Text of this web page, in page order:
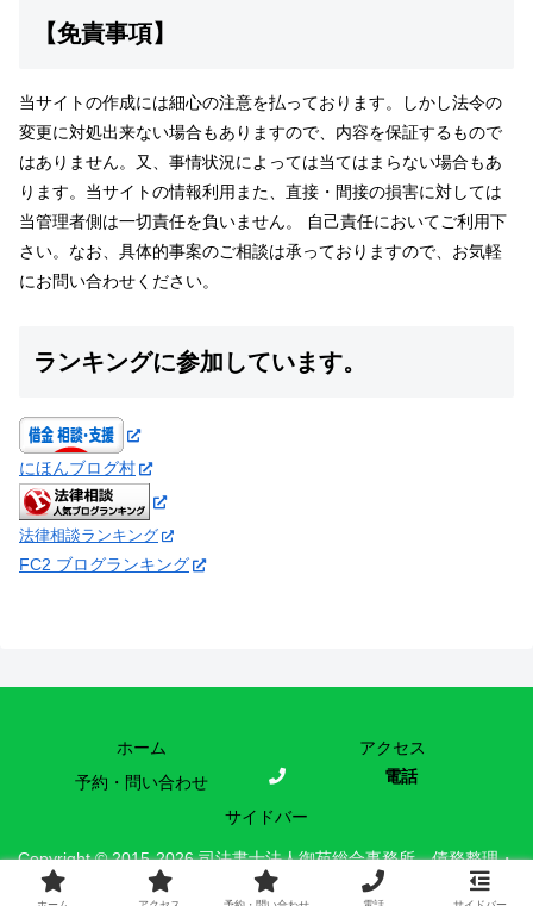
【免責事項】
当サイトの作成には細心の注意を払っております。しかし法令の
変更に対処出来ない場合もありますので、内容を保証するもので
はありません。又、事情状況によっては当てはまらない場合もあ
ります。当サイトの情報利用また、直接・間接の損害に対しては
当管理者側は一切責任を負いません。 自己責任においてご利用下
さい。なお、具体的事案のご相談は承っておりますので、お気軽
にお問い合わせください。
ランキングに参加しています。
にほんブログ村
法律相談ランキング
FC2 ブログランキング
ホーム
アクセス
予約・問い合わせ
電話
サイドバー
Copyright © 2015-2026 司法書士法人御苑総合事務所 債務整理・
時効援用の現場 All Rights Reserved.